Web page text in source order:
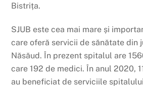
Bistrița.
SJUB este cea mai mare și
care oferă servicii de sănătate din
Năsăud. În prezent spitalul are
care 192 de medici. În anul 2020,
au beneficiat de serviciile